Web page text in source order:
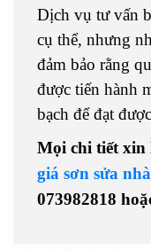
Dịch vụ tư vấn
cụ thể, nhưng
đảm bảo rằng
được tiến hành
bạch để đạt
Mọi chi tiết xin
giá sơn sửa
073982818